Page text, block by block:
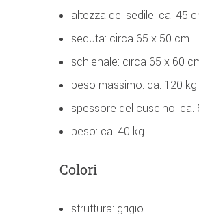
altezza del sedile: ca. 45
seduta: circa 65 x 50 cm
schienale: circa 65 x 60
peso massimo: ca. 120 kg
spessore del cuscino: ca.
peso: ca. 40 kg
Colori
struttura: grigio